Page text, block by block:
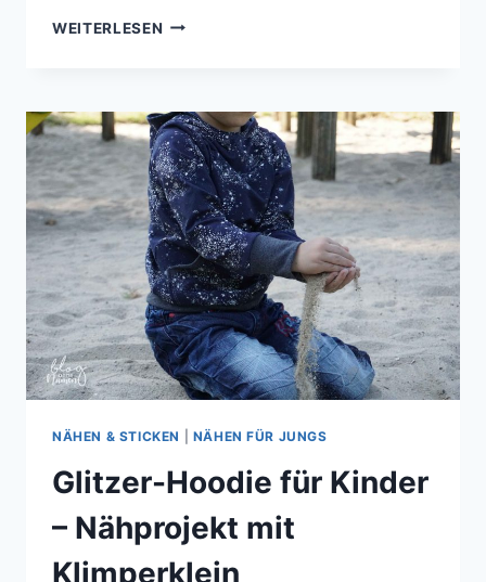
WEITERLESEN HALLOWEEN
NÄHEN & STICKEN NÄHEN FÜR JUNGS
Glitzer-Hoodie für Kinder
– Nähprojekt mit
Klimperklein